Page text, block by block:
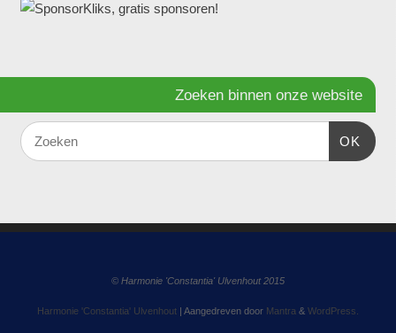
Zoeken binnen onze website
OK
© Harmonie 'Constantia' Ulvenhout 2015
Harmonie 'Constantia' Ulvenhout | Aangedreven door Mantra & WordPress.